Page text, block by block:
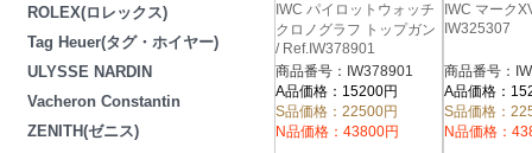
ROLEX(ロレックス)
Tag Heuer(タグ・ホイヤー)
ULYSSE NARDIN
Vacheron Constantin
ZENITH(ゼニス)
IWC パイロットウォッチ
クロノグラフ トップガン
/ Ref.IW378901
商品番号：IW378901
A品価格：15200円
S品価格：22500円
N品価格：43800円
IWC マーク
IW325307
商品番号：
A品価格：
S品価格：
N品価格：